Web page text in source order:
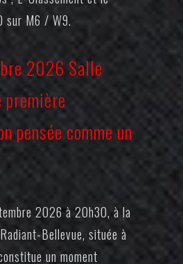
sur M6 / W9.
2026 Salle
première
pensée comme un
2026 à 20h30, à la
Bellevue, située à
un moment